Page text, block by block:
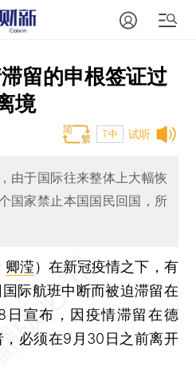
留的申根签证过
境
试听
T中
由于国际往来整体上大幅恢
国家禁止本国国民回国，所
卿滢） 在新冠疫情之下，有
际航班中断而被迫滞留在
日宣布，因疫情滞留在德
必须在9月30日之前离开